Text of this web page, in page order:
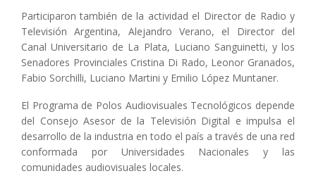
Participaron también de la actividad el Director de Radio y
Televisión Argentina, Alejandro Verano, el Director del
Canal Universitario de La Plata, Luciano Sanguinetti, y los
Senadores Provinciales Cristina Di Rado, Leonor Granados,
Fabio Sorchilli, Luciano Martini y Emilio López Muntaner.
El Programa de Polos Audiovisuales Tecnológicos depende
del Consejo Asesor de la Televisión Digital e impulsa el
desarrollo de la industria en todo el país a través de una red
conformada por Universidades Nacionales y las
comunidades audiovisuales locales.